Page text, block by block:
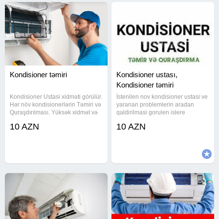
Kondisioner təmiri
Kondisioner Ustasi xidməti görülür.
Hər növ kondisionerlərin Təmiri və
Quraşdırılması. Yüksək xidmət və
münasib kondisioer temiri xidməti
10 AZN
Kondisioner ustası,
Kondisioner təmiri
İstenilen nov kondisioner ustasi ve
yaranan problemlerin aradan
qaldirilmasi gorulen islere
keyfiyyet yalniz bizde
10 AZN